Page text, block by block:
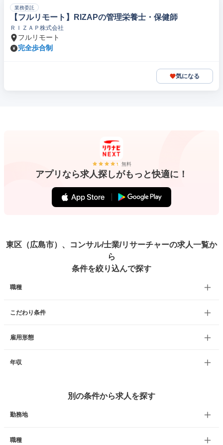
業務委託
【フルリモート】RIZAPの管理栄養士・保健師
ＲＩＺＡＰ株式会社
フルリモート
完全歩合制
気になる
無料
アプリなら求人探しがもっと快適に！
東区（広島市）、コンサル/士業/リサーチャーの求人一覧か
ら
条件を絞り込んで探す
職種
こだわり条件
雇用形態
年収
別の条件から求人を探す
勤務地
職種